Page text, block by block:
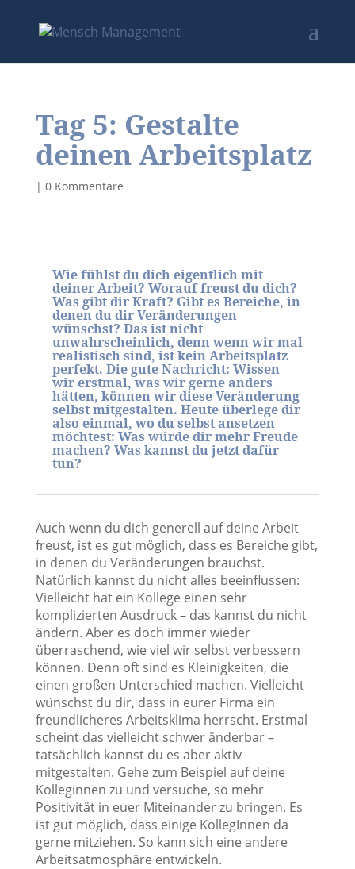
Tag 5: Gestalte
deinen Arbeitsplatz
| 0 Kommentare
Wie fühlst du dich eigentlich mit
deiner Arbeit? Worauf freust du dich?
Was gibt dir Kraft? Gibt es Bereiche, in
denen du dir Veränderungen
wünschst? Das ist nicht
unwahrscheinlich, denn wenn wir mal
realistisch sind, ist kein Arbeitsplatz
perfekt. Die gute Nachricht: Wissen
wir erstmal, was wir gerne anders
hätten, können wir diese Veränderung
selbst mitgestalten. Heute überlege dir
also einmal, wo du selbst ansetzen
möchtest: Was würde dir mehr Freude
machen? Was kannst du jetzt dafür
tun?
Auch wenn du dich generell auf deine Arbeit
freust, ist es gut möglich, dass es Bereiche gibt,
in denen du Veränderungen brauchst.
Natürlich kannst du nicht alles beeinflussen:
Vielleicht hat ein Kollege einen sehr
komplizierten Ausdruck – das kannst du nicht
ändern. Aber es doch immer wieder
überraschend, wie viel wir selbst verbessern
können. Denn oft sind es Kleinigkeiten, die
einen großen Unterschied machen. Vielleicht
wünschst du dir, dass in eurer Firma ein
freundlicheres Arbeitsklima herrscht. Erstmal
scheint das vielleicht schwer änderbar –
tatsächlich kannst du es aber aktiv
mitgestalten. Gehe zum Beispiel auf deine
Kolleginnen zu und versuche, so mehr
Positivität in euer Miteinander zu bringen. Es
ist gut möglich, dass einige KollegInnen da
gerne mitziehen. So kann sich eine andere
Arbeitsatmosphäre entwickeln.